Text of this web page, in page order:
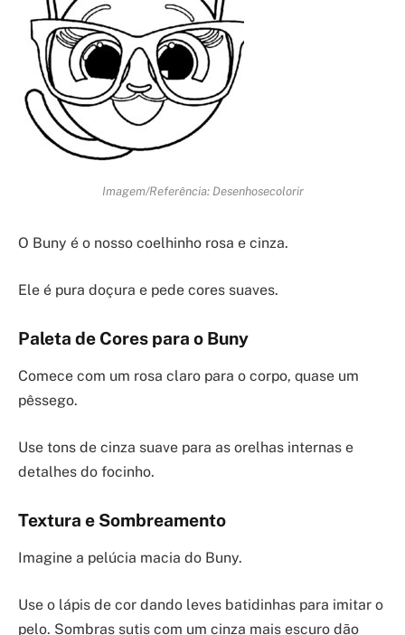
Imagem/Referência: Desenhosecolorir
O Buny é o nosso coelhinho rosa e cinza.
Ele é pura doçura e pede cores suaves.
Paleta de Cores para o Buny
Comece com um rosa claro para o corpo, quase um
pêssego.
Use tons de cinza suave para as orelhas internas e
detalhes do focinho.
Textura e Sombreamento
Imagine a pelúcia macia do Buny.
Use o lápis de cor dando leves batidinhas para imitar o
pelo. Sombras sutis com um cinza mais escuro dão